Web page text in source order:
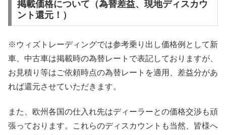
掲載価格について（為替差益、現地ディスカウ
ント還元！）
※ウィズトレーディングでは参考乗り出し価格例として新
車、中古車は掲載時の為替レートで表記しておりますが、
お見積り等はご依頼時点の為替レートを適用、差益分があ
れば還元させていただきます。
また、欧州各国の仕入れ先はディーラーとの価格交渉も頑
張っております。これらのディスカウントも当然、皆様へ